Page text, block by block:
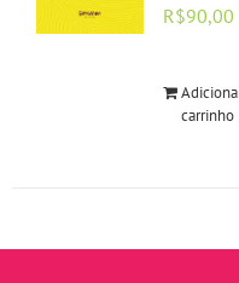
R$90,00
carrinho